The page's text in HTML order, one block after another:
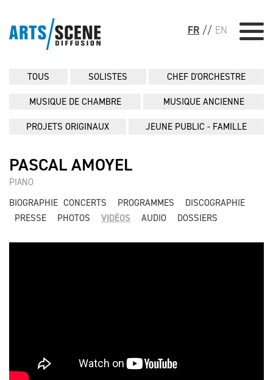
FR // EN
TOUS SOLISTES CHEF D'ORCHESTRE
MUSIQUE DE CHAMBRE MUSIQUE ANCIENNE
PROJETS ORIGINAUX JEUNE PUBLIC - FAMILLE
PASCAL AMOYEL
PIANO
BIOGRAPHIE CONCERTS PROGRAMMES
DISCOGRAPHIE
PRESSE
PHOTOS VIDÉOS AUDIO DOSSIERS